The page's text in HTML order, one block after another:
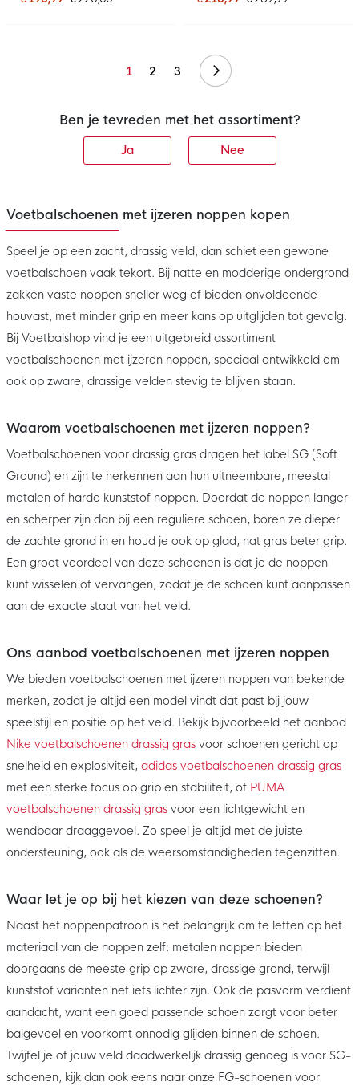
1 2 3 Volgende
Ben je tevreden met het assortiment?
Ja Nee
Voetbalschoenen met ijzeren noppen kopen
Speel je op een zacht, drassig veld, dan schiet een gewone
voetbalschoen vaak tekort. Bij natte en modderige ondergrond
zakken vaste noppen sneller weg of bieden onvoldoende
houvast, met minder grip en meer kans op uitglijden tot gevolg.
Bij Voetbalshop vind je een uitgebreid assortiment
voetbalschoenen met ijzeren noppen, speciaal ontwikkeld om
ook op zware, drassige velden stevig te blijven staan.
Waarom voetbalschoenen met ijzeren noppen?
Voetbalschoenen voor drassig gras dragen het label SG (Soft
Ground) en zijn te herkennen aan hun uitneembare, meestal
metalen of harde kunststof noppen. Doordat de noppen langer
en scherper zijn dan bij een reguliere schoen, boren ze dieper
de zachte grond in en houd je ook op glad, nat gras beter grip.
Een groot voordeel van deze schoenen is dat je de noppen
kunt wisselen of vervangen, zodat je de schoen kunt aanpassen
aan de exacte staat van het veld.
Ons aanbod voetbalschoenen met ijzeren noppen
We bieden voetbalschoenen met ijzeren noppen van bekende
merken, zodat je altijd een model vindt dat past bij jouw
speelstijl en positie op het veld. Bekijk bijvoorbeeld het aanbod
Nike voetbalschoenen drassig gras voor schoenen gericht op
snelheid en explosiviteit, adidas voetbalschoenen drassig gras
met een sterke focus op grip en stabiliteit, of PUMA
voetbalschoenen drassig gras voor een lichtgewicht en
wendbaar draaggevoel. Zo speel je altijd met de juiste
ondersteuning, ook als de weersomstandigheden tegenzitten.
Waar let je op bij het kiezen van deze schoenen?
Naast het noppenpatroon is het belangrijk om te letten op het
materiaal van de noppen zelf: metalen noppen bieden
doorgaans de meeste grip op zware, drassige grond, terwijl
kunststof varianten net iets lichter zijn. Ook de pasvorm verdient
aandacht, want een goed passende schoen zorgt voor beter
balgevoel en voorkomt onnodig glijden binnen de schoen.
Twijfel je of jouw veld daadwerkelijk drassig genoeg is voor SG-
schoenen, kijk dan ook eens naar onze FG-schoenen voor